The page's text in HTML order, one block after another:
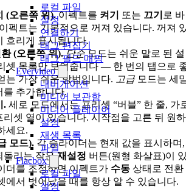
로컬 파일
설정
연결하기
태그 편집기
태그 필드 매핑
Evervideo
내비게이션
미디어 보관함
미디어 플레이어
설정
재생 목록
파일
Flacbox
로컬 파일
설정
(오른쪽 위).이펙트를 켜기 또는 끄기 로 바
펙트는 기본적으로 꺼져 있습니다. 꺼져
흐리게 표시됩니다.
(오른쪽 위). 단순모드는 쉬운 말로 된 설
셋 목록만 보여줍니다 — 한 번의 탭으로
는 가장 쉬운 방법입니다. 고급모드는 세
를 추가합니다.
. 세로 모드에서는 프리셋 “버블” 한 줄, 가
리셋 열이 있습니다. 시작점을 고른 뒤 원하
세요.
모드). 각 슬라이더는 현재 값을 표시하며,
돌리는 작은재설정 버튼(원형 화살표)이
더를 조정하면 이펙트가 수동 상태로 전환
에서 벗어났을 때를 항상 알 수 있습니다.